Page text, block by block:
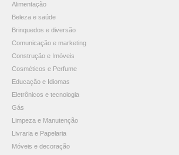
Alimentação
Beleza e saúde
Brinquedos e diversão
Comunicação e marketing
Construção e Imóveis
Cosméticos e Perfume
Educação e Idiomas
Eletrônicos e tecnologia
Gás
Limpeza e Manutenção
Livraria e Papelaria
Móveis e decoração